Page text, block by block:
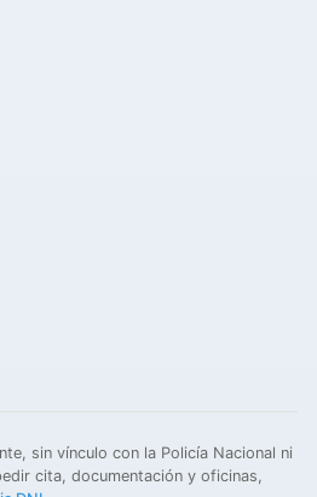
sin vínculo con la Policía Nacional ni
cita, documentación y oficinas,